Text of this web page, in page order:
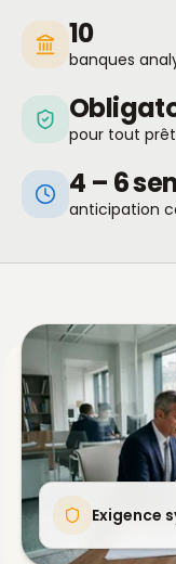
10
banques
pour tout
4 – 6
anticipation
Exigence